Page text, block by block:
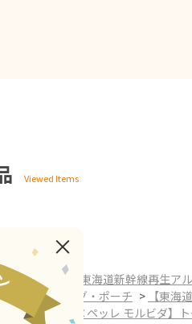
生アルミ >
【東海道新幹線再生
品） >バッグ・ポーチ > 【東海
線再生アルミ×ペッレ モルビダ】